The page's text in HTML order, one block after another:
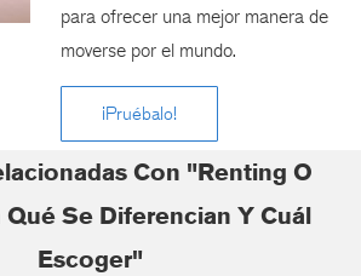
para ofrecer una mejor manera de
moverse por el mundo.
¡Pruébalo!
Con "Renting O
Qué Se Diferencian Y Cuál
Escoger"